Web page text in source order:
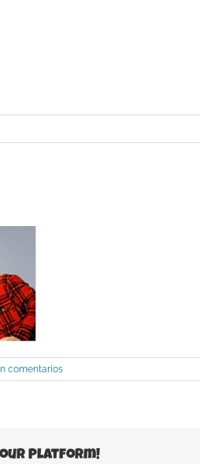
comentarios
Platform!